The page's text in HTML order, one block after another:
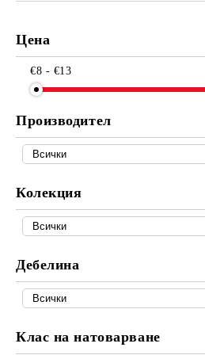
Цена
€8 - €13
Производител
Колекция
Дебелина
Клас на натоварване